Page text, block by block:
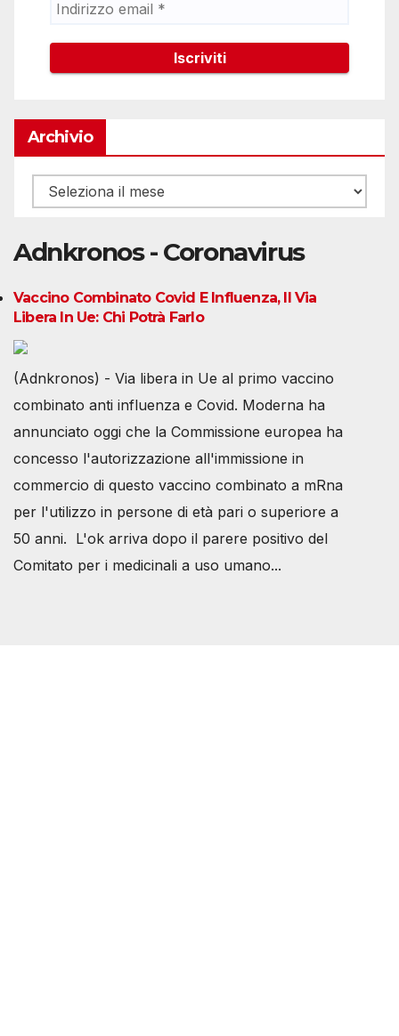
Archivio
Archivio
Adnkronos - Coronavirus
Vaccino Combinato Covid E Influenza, Il Via
Libera In Ue: Chi Potrà Farlo
(Adnkronos) - Via libera in Ue al primo vaccino
combinato anti influenza e Covid. Moderna ha
annunciato oggi che la Commissione europea ha
concesso l'autorizzazione all'immissione in
commercio di questo vaccino combinato a mRna
per l'utilizzo in persone di età pari o superiore a
50 anni. L'ok arriva dopo il parere positivo del
Comitato per i medicinali a uso umano...